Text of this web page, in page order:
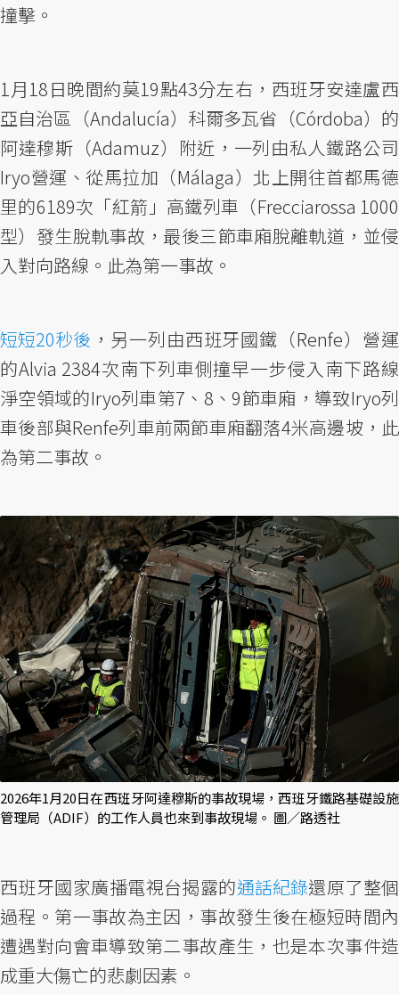
撞擊。
1月18日晚間約莫19點43分左右，西班牙安達盧西
亞自治區（Andalucía）科爾多瓦省（Córdoba）的
阿達穆斯（Adamuz）附近，一列由私人鐵路公司
Iryo營運、從馬拉加（Málaga）北上開往首都馬德
里的6189次「紅箭」高鐵列車（Frecciarossa 1000
型）發生脫軌事故，最後三節車廂脫離軌道，並侵
入對向路線。此為第一事故。
短短20秒後 ，另一列由西班牙國鐵（Renfe）營運
的Alvia 2384次南下列車側撞早一步侵入南下路線
淨空領域的Iryo列車第7、8、9節車廂，導致Iryo列
車後部與Renfe列車前兩節車廂翻落4米高邊坡，此
為第二事故。
2026年1月20日在西班牙阿達穆斯的事故現場，西班牙鐵路基礎設施
管理局（ADIF）的工作人員也來到事故現場。 圖／路透社
西班牙國家廣播電視台揭露的通話紀錄還原了整個
過程。第一事故為主因，事故發生後在極短時間內
遭遇對向會車導致第二事故產生，也是本次事件造
成重大傷亡的悲劇因素。